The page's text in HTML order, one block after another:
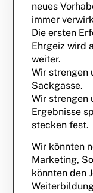
neues
immer
Die ersten
Ehrgeiz wird
weiter.
Wir strengen
Sackgasse.
Wir strengen
Ergebnisse
stecken fest.
Wir könnten
Marketing,
könnten den